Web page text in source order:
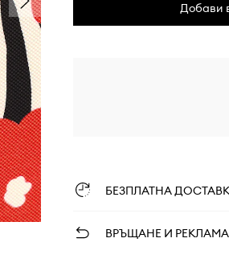
Добави
БЕЗПЛАТНА
ВРЪЩАНЕ И